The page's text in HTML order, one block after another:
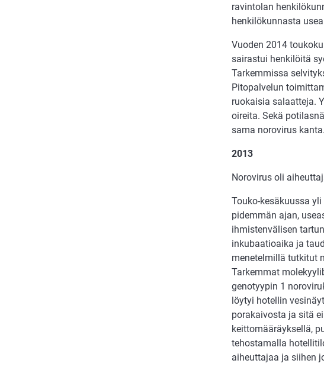
ravintolan
henkilökunnasta
Vuoden 2014
sairastui henkilöitä
Tarkemmissa
Pitopalvelun
ruokaisia salaatteja.
oireita. Sekä
sama norovirus kanta.
2013
Norovirus oli
Touko-kesäkuussa
pidemmän ajan,
ihmistenvälisen
inkubaatioaika ja
menetelmillä tutkitut
Tarkemmat
genotyypin 1
löytyi hotellin
porakaivosta ja sitä
keittomääräyksellä,
tehostamalla
aiheuttajaa ja siihen